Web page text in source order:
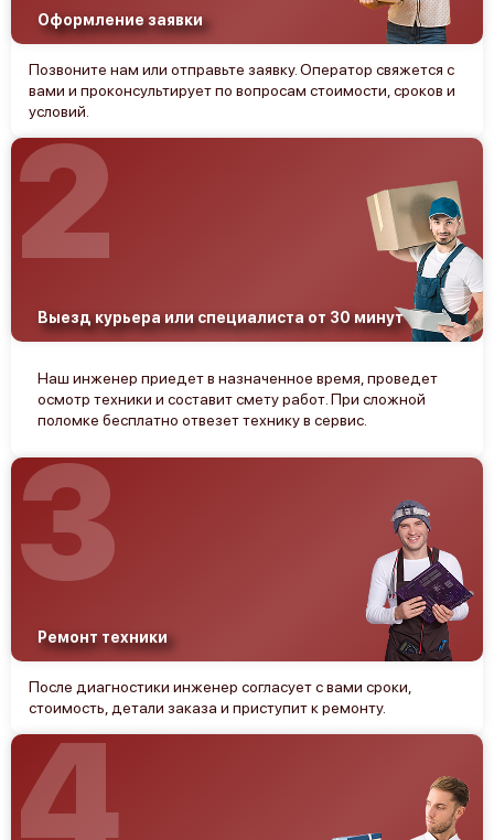
Оформление заявки
Позвоните нам или отправьте заявку. Оператор свяжется с
вами и проконсультирует по вопросам стоимости, сроков и
условий.
2
Выезд курьера или специалиста от 30 минут
Наш инженер приедет в назначенное время, проведет
осмотр техники и составит смету работ. При сложной
поломке бесплатно отвезет технику в сервис.
3
Ремонт техники
После диагностики инженер согласует с вами сроки,
стоимость, детали заказа и приступит к ремонту.
4